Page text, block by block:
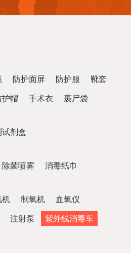
防护面屏 防护服
靴套
护帽 手术衣 裹尸袋
剂盒
除菌喷雾 消毒纸巾
机 制氧机
血氧仪
注射泵
紫外线消毒车